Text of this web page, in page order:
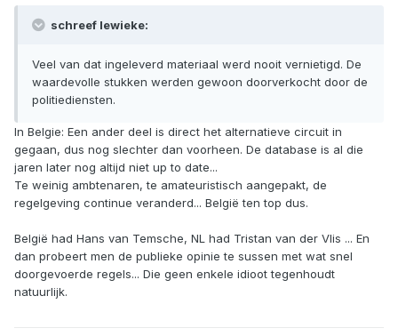
schreef lewieke:
Veel van dat ingeleverd materiaal werd nooit vernietigd. De
waardevolle stukken werden gewoon doorverkocht door de
politiediensten.
In Belgie: Een ander deel is direct het alternatieve circuit in
gegaan, dus nog slechter dan voorheen. De database is al die
jaren later nog altijd niet up to date...
Te weinig ambtenaren, te amateuristisch aangepakt, de
regelgeving continue veranderd... België ten top dus.
België had Hans van Temsche, NL had Tristan van der Vlis ... En
dan probeert men de publieke opinie te sussen met wat snel
doorgevoerde regels... Die geen enkele idioot tegenhoudt
natuurlijk.